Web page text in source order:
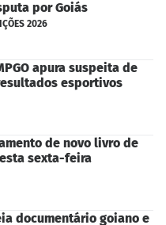
por Goiás
2026
apura suspeita de
esportivos
de novo livro de
sexta-feira
documentário goiano e